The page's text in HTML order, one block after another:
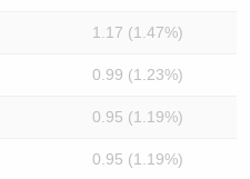
1.17 (1.47%)
0.99 (1.23%)
0.95 (1.19%)
0.95 (1.19%)